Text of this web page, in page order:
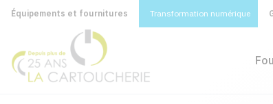
Équipements et fournitures Transformation numérique